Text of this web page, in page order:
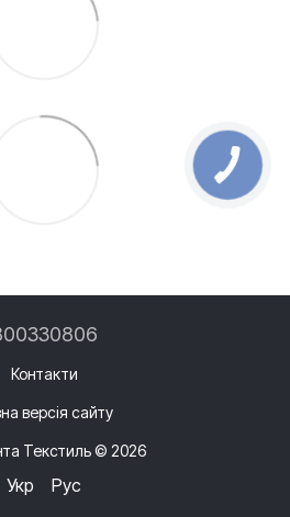
Контакти
версія сайту
Текстиль © 2026
Укр Рус